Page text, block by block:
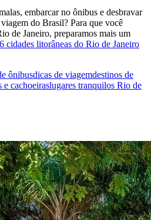
embarcar no ônibus e desbravar
do Brasil? Para que você
de Janeiro, preparamos mais um
6 cidades litorâneas do Rio de Janeiro
ônibusdicas de viagemdestinos de
e cachoeiraslugares tranquilos Rio de